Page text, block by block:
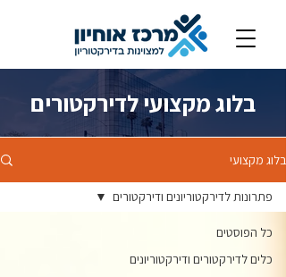
בלוג מקצועי לדירקטורים
בלוג מקצועי
כל הפוסטים
כלים לדירקטורים ודירקטוריונים
פתרונות לדירקטוריונים ודירקטורים